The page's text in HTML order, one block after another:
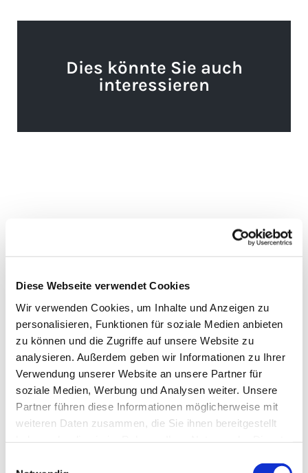
Diese Webseite verwendet Cookies
Wir verwenden Cookies, um Inhalte und Anzeigen zu
personalisieren, Funktionen für soziale Medien anbieten
zu können und die Zugriffe auf unsere Website zu
analysieren. Außerdem geben wir Informationen zu Ihrer
Verwendung unserer Website an unsere Partner für
soziale Medien, Werbung und Analysen weiter. Unsere
Partner führen diese Informationen möglicherweise mit
weiteren Daten zusammen, die Sie ihnen bereitgestellt
Dies könnte Sie auch
interessieren